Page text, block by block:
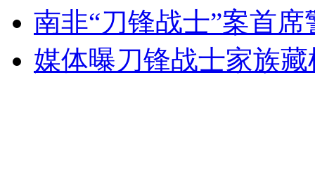
南非“刀锋战士”案首席
媒体曝刀锋战士家族藏